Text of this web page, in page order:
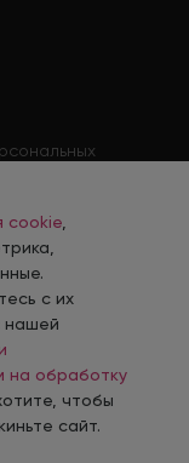
данных
в г. Челябинск
cookie
с их
нашей
на обработку
чтобы
сайт.